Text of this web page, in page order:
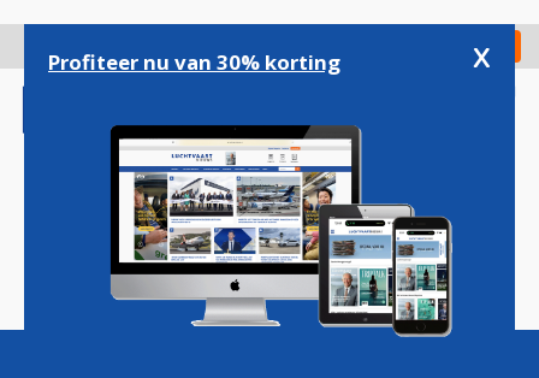
gaan
Check in
Magazine Podcasts Vacatures
Profiteer nu van 30% korting x